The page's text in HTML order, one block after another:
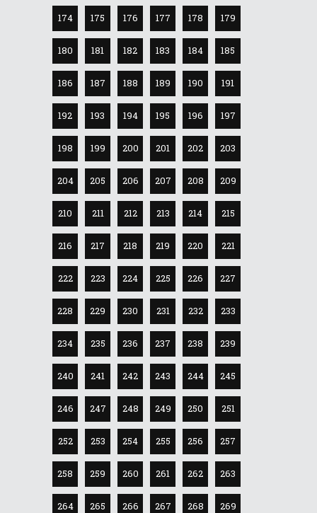
174 175 176 177 178 179
180 181 182 183 184 185
186 187 188 189 190 191
192 193 194 195 196 197
198 199 200 201 202 203
204 205 206 207 208 209
210 211 212 213 214 215
216 217 218 219 220 221
222 223 224 225 226 227
228 229 230 231 232 233
234 235 236 237 238 239
240 241 242 243 244 245
246 247 248 249 250 251
252 253 254 255 256 257
258 259 260 261 262 263
264 265 266 267 268 269